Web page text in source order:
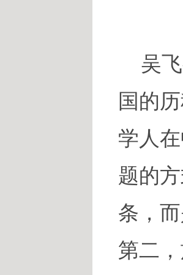
吴
国的
学人
题的
条，
第二